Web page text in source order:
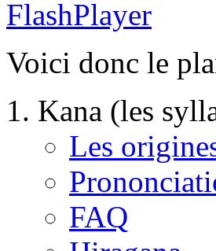
Voici donc le
Kana (les
Les
FAQ